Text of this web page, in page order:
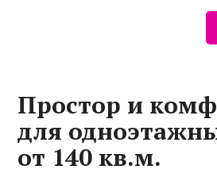
Простор и
для
от 140 кв.м.